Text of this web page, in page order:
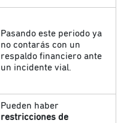
Pasando este periodo ya
no contarás con un
respaldo financiero ante
un incidente vial.
Pueden haber
restricciones de